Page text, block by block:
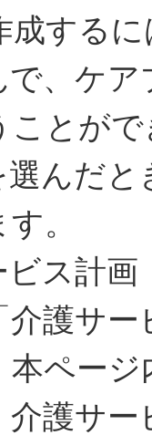
する
、ケ
ことが
んだと
。
ビス計
介護サ
本ペー
護サ